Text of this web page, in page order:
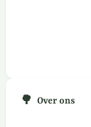
🌳 Over ons